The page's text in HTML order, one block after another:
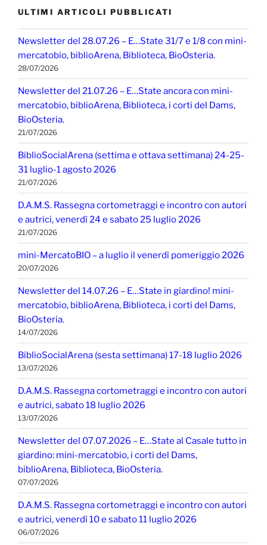
ULTIMI ARTICOLI PUBBLICATI
Newsletter del 28.07.26 – E…State 31/7 e 1/8 con mini-
mercatobio, biblioArena, Biblioteca, BioOsteria.
28/07/2026
Newsletter del 21.07.26 – E…State ancora con mini-
mercatobio, biblioArena, Biblioteca, i corti del Dams,
BioOsteria.
21/07/2026
BiblioSocialArena (settima e ottava settimana) 24-25-
31 luglio-1 agosto 2026
21/07/2026
D.A.M.S. Rassegna cortometraggi e incontro con autori
e autrici, venerdì 24 e sabato 25 luglio 2026
21/07/2026
mini-MercatoBIO – a luglio il venerdì pomeriggio 2026
20/07/2026
Newsletter del 14.07.26 – E…State in giardino! mini-
mercatobio, biblioArena, Biblioteca, i corti del Dams,
BioOsteria.
14/07/2026
BiblioSocialArena (sesta settimana) 17-18 luglio 2026
13/07/2026
D.A.M.S. Rassegna cortometraggi e incontro con autori
e autrici, sabato 18 luglio 2026
13/07/2026
Newsletter del 07.07.2026 – E…State al Casale tutto in
giardino: mini-mercatobio, i corti del Dams,
biblioArena, Biblioteca, BioOsteria.
07/07/2026
D.A.M.S. Rassegna cortometraggi e incontro con autori
e autrici, venerdì 10 e sabato 11 luglio 2026
06/07/2026